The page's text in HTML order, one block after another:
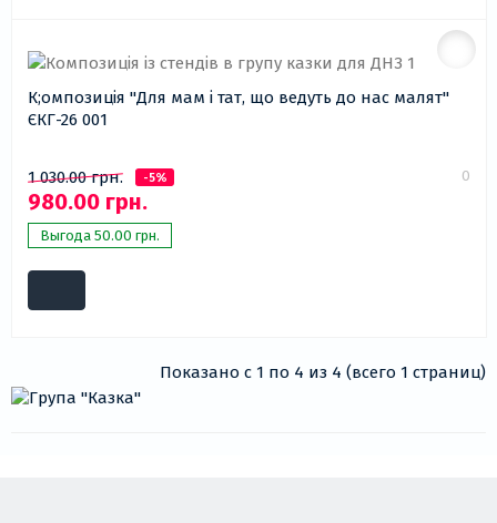
К;омпозиція "Для мам і тат, що ведуть до нас малят"
ЄКГ-26 001
1 030.00 грн. -5%
980.00 грн.
Выгода 50.00 грн.
0
Показано с 1 по 4 из 4 (всего 1 страниц)